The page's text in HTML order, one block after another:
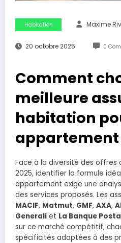
Habitation Maxime
20 octobre 2025 0
Comment
meilleure
habitation
appartement
Face à la diversité des offres
2025, identifier la formule
appartement exige une
des services proposés. Les
MACIF, Matmut, GMF, AXA,
Generali et La Banque
sur ce marché compétitif,
spécificités adaptées à des